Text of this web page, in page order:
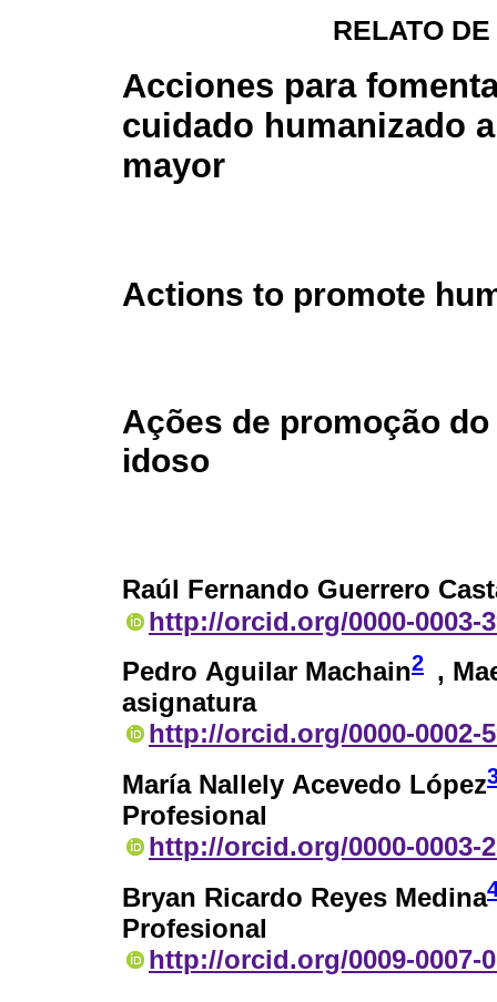
RELATO
Acciones para
cuidado humanizado
mayor
Actions to promote
Ações de promoção
idoso
Raúl Fernando Guerrero
http://orcid.org/0000-0003-
Pedro Aguilar Machain2 ,
asignatura
http://orcid.org/0000-0002-
María Nallely Acevedo López
Profesional
http://orcid.org/0000-0003-
Bryan Ricardo Reyes Medina
Profesional
http://orcid.org/0009-0007-